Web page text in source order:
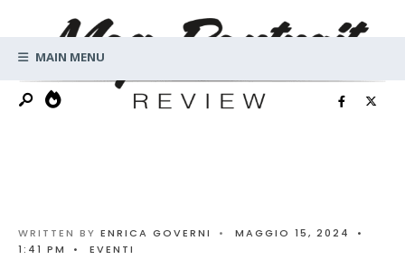
contentMAIN MENU
WRITTEN BY ENRICA GOVERNI • MAGGIO 15, 2024
•
1:41 PM
• EVENTI